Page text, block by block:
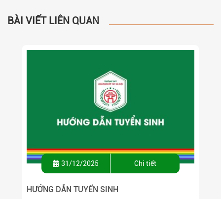
BÀI VIẾT LIÊN QUAN
31/12/2025 Chi tiết
HƯỚNG DẪN TUYỂN SINH